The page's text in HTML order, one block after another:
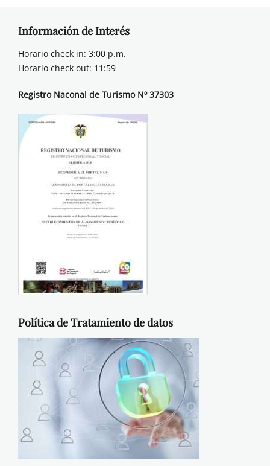
Información de Interés
Horario check in: 3:00 p.m.
Horario check out: 11:59
Registro Naconal de Turismo Nº 37303
Política de Tratamiento de datos